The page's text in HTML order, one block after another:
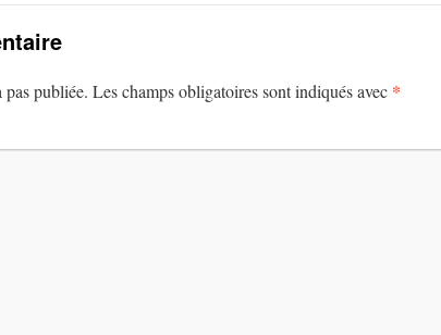
pas publiée. Les champs obligatoires sont indiqués avec *